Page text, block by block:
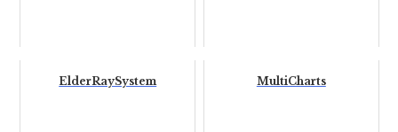
ElderRaySystem MultiCharts